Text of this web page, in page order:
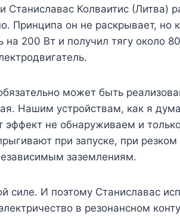
Колваитис (Литва)
Принципа он не раскрывает, но
на 200 Вт и получил тягу около
может быть
Нашим устройствам, как я
эффект не обнаруживаем и
при запуске, при
заземлениям.
силе. И поэтому Станиславас
в резонансном